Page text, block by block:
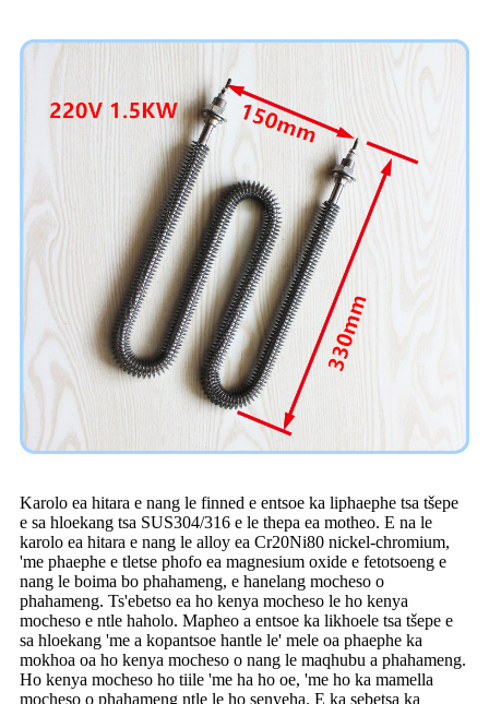
Karolo ea hitara e nang le finned e entsoe ka liphaephe tsa tšepe
e sa hloekang tsa SUS304/316 e le thepa ea motheo. E na le
karolo ea hitara e nang le alloy ea Cr20Ni80 nickel-chromium,
'me phaephe e tletse phofo ea magnesium oxide e fetotsoeng e
nang le boima bo phahameng, e hanelang mocheso o
phahameng. Ts'ebetso ea ho kenya mocheso le ho kenya
mocheso e ntle haholo. Mapheo a entsoe ka likhoele tsa tšepe e
sa hloekang 'me a kopantsoe hantle le' mele oa phaephe ka
mokhoa oa ho kenya mocheso o nang le maqhubu a phahameng.
Ho kenya mocheso ho tiile 'me ha ho oe, 'me ho ka mamella
mocheso o phahameng ntle le ho senyeha. E ka sebetsa ka